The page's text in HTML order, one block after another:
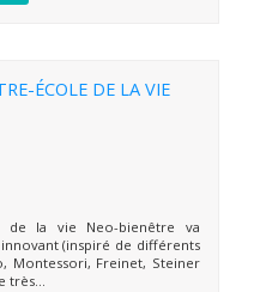
ÉCOLE DE LA VIE
de la vie Neo-bienêtre va
(inspiré de différents
Montessori, Freinet, Steiner
très...